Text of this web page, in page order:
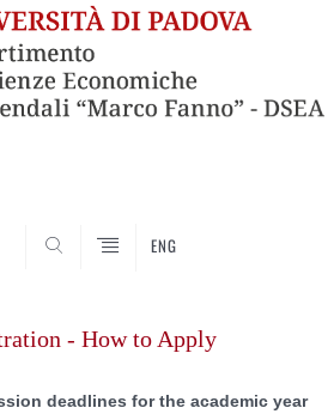
ENG
- How to Apply
deadlines for the academic year